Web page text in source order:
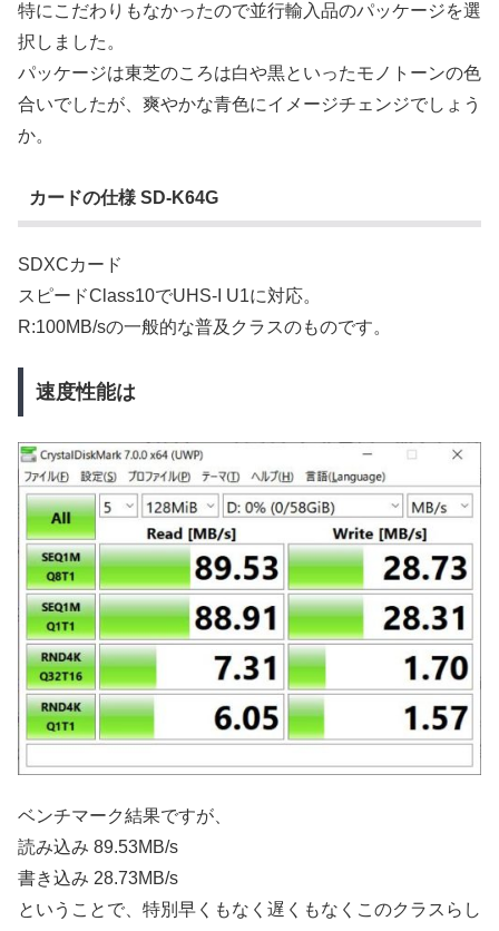
特にこだわりもなかったので並行輸入品のパッケージを選
択しました。
パッケージは東芝のころは白や黒といったモノトーンの色
合いでしたが、爽やかな青色にイメージチェンジでしょう
か。
カードの仕様 SD-K64G
SDXCカード
スピードClass10でUHS-I U1に対応。
R:100MB/sの一般的な普及クラスのものです。
速度性能は
ベンチマーク結果ですが、
読み込み 89.53MB/s
書き込み 28.73MB/s
ということで、特別早くもなく遅くもなくこのクラスらし